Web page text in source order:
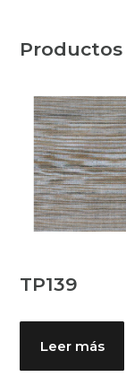
TP139
Leer más